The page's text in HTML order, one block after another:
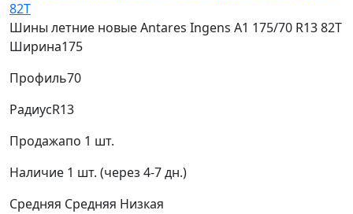
Шины летние новые Antares Ingens A1 175/70 R13 82T
Ширина175
Профиль70
РадиусR13
Продажапо 1 шт.
Наличие 1 шт. (через 4-7 дн.)
Средняя Средняя Низкая